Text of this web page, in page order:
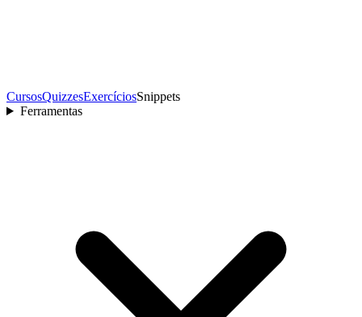
CursosQuizzesExercíciosSnippets
Ferramentas